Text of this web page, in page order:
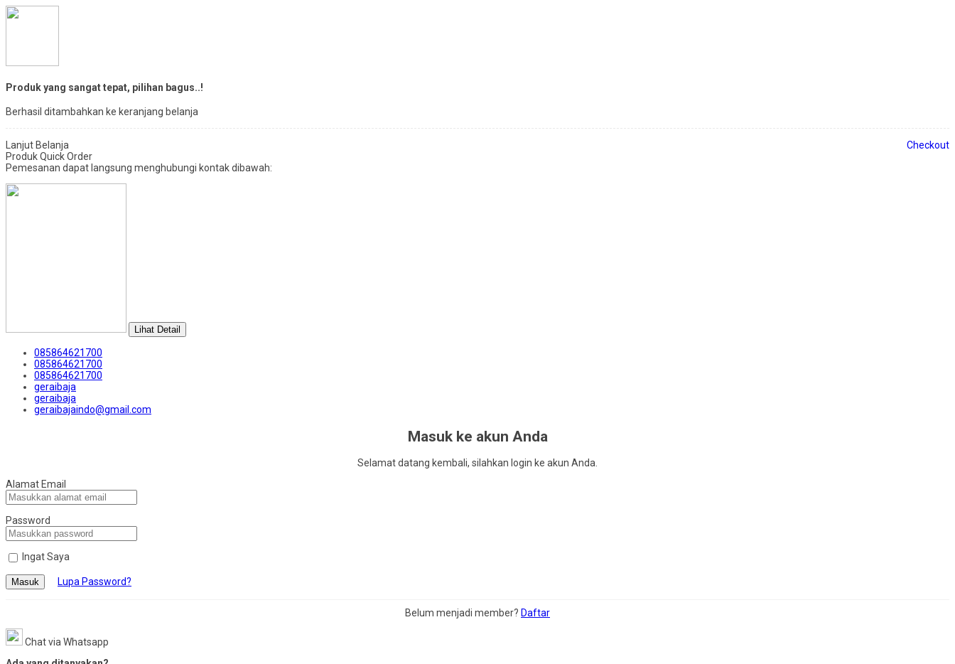
Produk yang sangat tepat, pilihan bagus..!
Berhasil ditambahkan ke keranjang belanja
Lanjut Belanja
Checkout
Produk Quick Order
Pemesanan dapat langsung menghubungi kontak dibawah:
Lihat Detail
085864621700
085864621700
085864621700
geraibaja
geraibaja
geraibajaindo@gmail.com
Masuk ke akun Anda
Selamat datang kembali, silahkan login ke akun Anda.
Alamat Email
Password
Ingat Saya
Masuk Lupa Password?
Belum menjadi member? Daftar
Chat via Whatsapp